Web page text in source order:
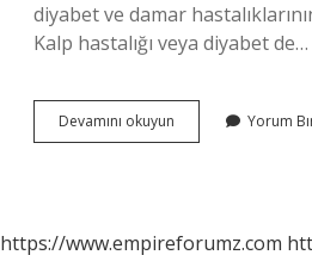
diyabet ve damar
Kalp hastalığı veya diyabet de…
Devamını okuyun
Arkasi
Yorum
https://www.empireforumz.com